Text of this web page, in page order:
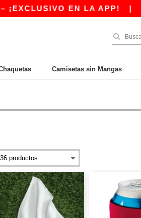
EN LA APP! |
Camisetas sin Mangas